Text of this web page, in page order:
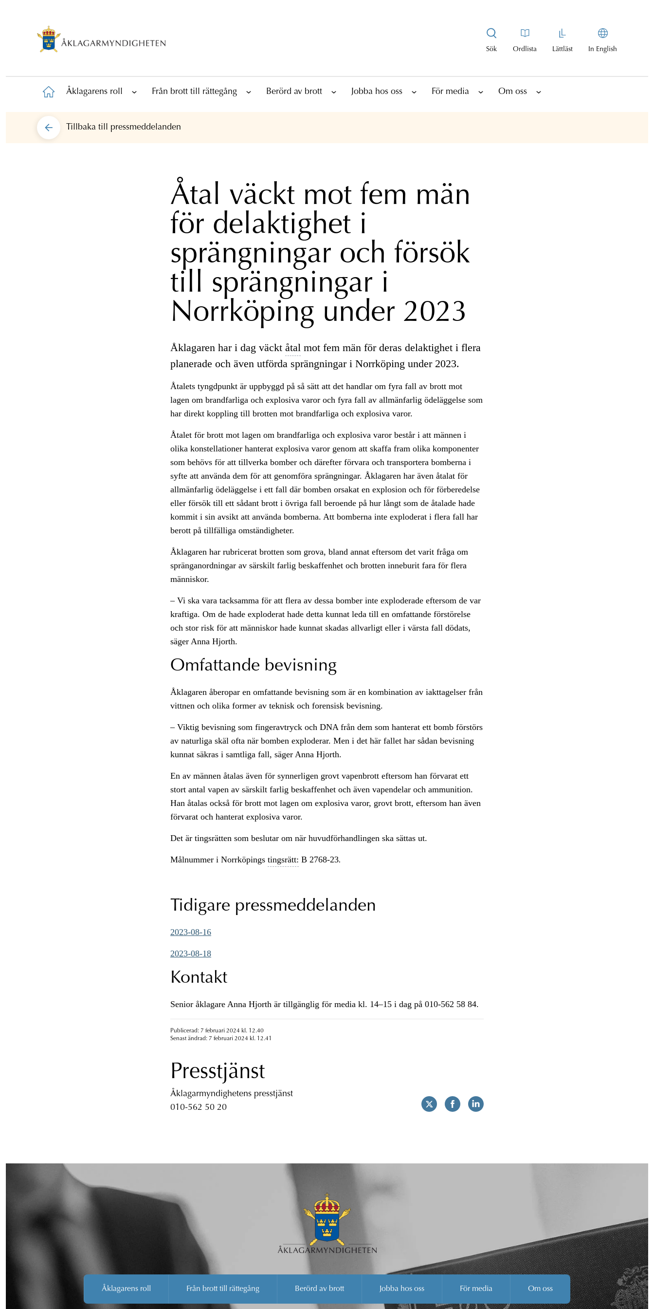
Sök Ordlista Lättläst In English
Åklagarens roll Från brott till rättegång Berörd av brott Jobba hos oss För media Om oss
Tillbaka till pressmeddelanden
Åtal väckt mot fem män
för delaktighet i
sprängningar och försök
till sprängningar i
Norrköping under 2023
Åklagaren har i dag väckt åtal mot fem män för deras delaktighet i flera
planerade och även utförda sprängningar i Norrköping under 2023.
Åtalets tyngdpunkt är uppbyggd på så sätt att det handlar om fyra fall av brott mot
lagen om brandfarliga och explosiva varor och fyra fall av allmänfarlig ödeläggelse som
har direkt koppling till brotten mot brandfarliga och explosiva varor.
Åtalet för brott mot lagen om brandfarliga och explosiva varor består i att männen i
olika konstellationer hanterat explosiva varor genom att skaffa fram olika komponenter
som behövs för att tillverka bomber och därefter förvara och transportera bomberna i
syfte att använda dem för att genomföra sprängningar. Åklagaren har även åtalat för
allmänfarlig ödeläggelse i ett fall där bomben orsakat en explosion och för förberedelse
eller försök till ett sådant brott i övriga fall beroende på hur långt som de åtalade hade
kommit i sin avsikt att använda bomberna. Att bomberna inte exploderat i flera fall har
berott på tillfälliga omständigheter.
Åklagaren har rubricerat brotten som grova, bland annat eftersom det varit fråga om
spränganordningar av särskilt farlig beskaffenhet och brotten inneburit fara för flera
människor.
– Vi ska vara tacksamma för att flera av dessa bomber inte exploderade eftersom de var
kraftiga. Om de hade exploderat hade detta kunnat leda till en omfattande förstörelse
och stor risk för att människor hade kunnat skadas allvarligt eller i värsta fall dödats,
säger Anna Hjorth.
Omfattande bevisning
Åklagaren åberopar en omfattande bevisning som är en kombination av iakttagelser från
vittnen och olika former av teknisk och forensisk bevisning.
– Viktig bevisning som fingeravtryck och DNA från dem som hanterat ett bomb förstörs
av naturliga skäl ofta när bomben exploderar. Men i det här fallet har sådan bevisning
kunnat säkras i samtliga fall, säger Anna Hjorth.
En av männen åtalas även för synnerligen grovt vapenbrott eftersom han förvarat ett
stort antal vapen av särskilt farlig beskaffenhet och även vapendelar och ammunition.
Han åtalas också för brott mot lagen om explosiva varor, grovt brott, eftersom han även
förvarat och hanterat explosiva varor.
Det är tingsrätten som beslutar om när huvudförhandlingen ska sättas ut.
Målnummer i Norrköpings tingsrätt: B 2768-23.
Tidigare pressmeddelanden
2023-08-16
2023-08-18
Kontakt
Senior åklagare Anna Hjorth är tillgänglig för media kl. 14–15 i dag på 010-562 58 84.
Publicerad: 7 februari 2024 kl. 12.40
Senast ändrad: 7 februari 2024 kl. 12.41
Presstjänst
Åklagarmyndighetens presstjänst
010-562 50 20
Åklagarens roll Från brott till rättegång Berörd av brott Jobba hos oss För media Om oss